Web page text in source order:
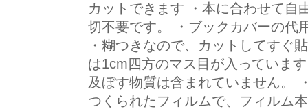
カットできます ・本に合わせて自
切不要です。 ・ブックカバーの代
・糊つきなので、カットしてすぐ
は1cm四方のマス目が入っていま
及ぼす物質は含まれていません。
つくられたフィルムで、フィルム